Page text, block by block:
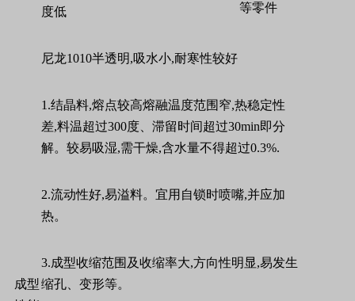
等零件
度低
尼龙1010半透明,吸水小,耐寒性较好
成型
1.结晶料,熔点较高熔融温度范围窄,热稳定性
差,料温超过300度、滞留时间超过30min即分
解。较易吸湿,需干燥,含水量不得超过0.3%.
2.流动性好,易溢料。宜用自锁时喷嘴,并应加
热。
3.成型收缩范围及收缩率大,方向性明显,易发生
缩孔、变形等。